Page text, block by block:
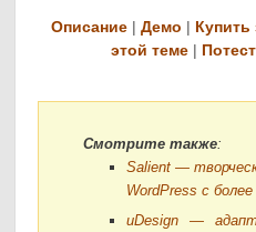
Описание| Демо | Купить
этой теме|
Смотрите также:
Salient —
WordPress с более
uDesign —